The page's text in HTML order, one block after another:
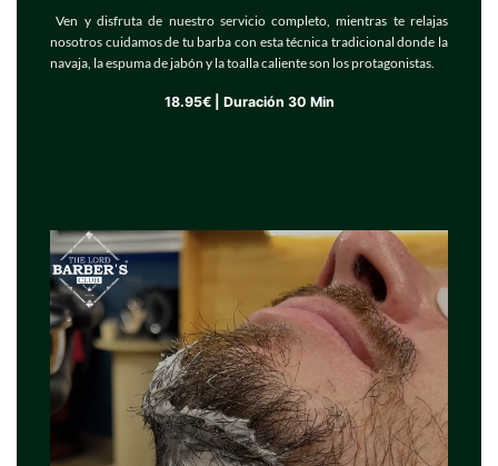
Ven y disfruta de nuestro servicio completo, mientras te relajas
nosotros cuidamos de tu barba con esta técnica tradicional donde la
navaja, la espuma de jabón y la toalla caliente son los protagonistas.
18.95€ | Duración 30 Min